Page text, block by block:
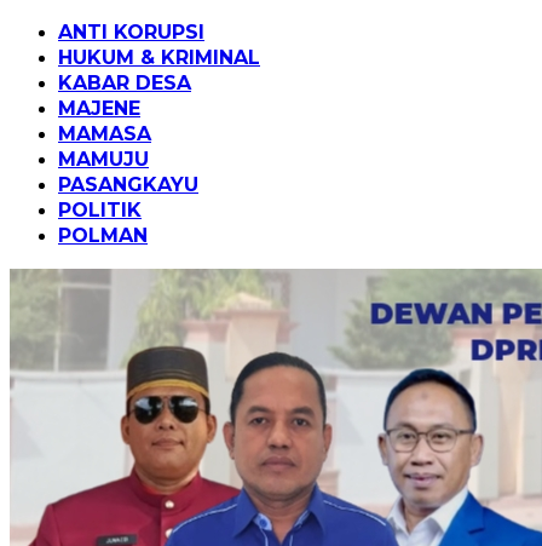
ANTI KORUPSI
HUKUM & KRIMINAL
KABAR DESA
MAJENE
MAMASA
MAMUJU
PASANGKAYU
POLITIK
POLMAN